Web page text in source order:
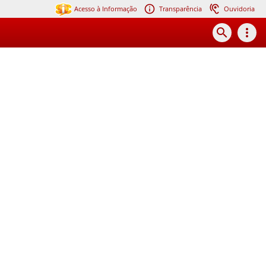
Acesso à Informação Transparência Ouvidoria
search more_vert